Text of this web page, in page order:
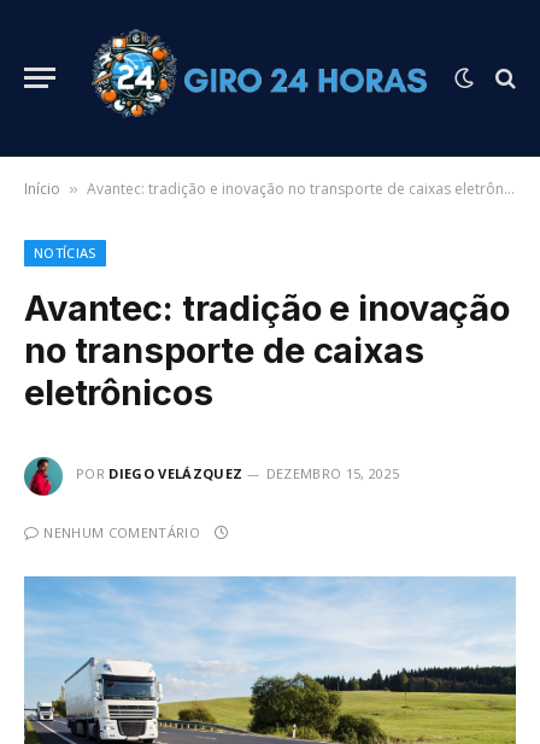
Início » Avantec: tradição e inovação no transporte de caixas eletrônicos
NOTÍCIAS
Avantec: tradição e inovação
no transporte de caixas
eletrônicos
POR DIEGO VELÁZQUEZ DEZEMBRO 15, 2025
NENHUM COMENTÁRIO